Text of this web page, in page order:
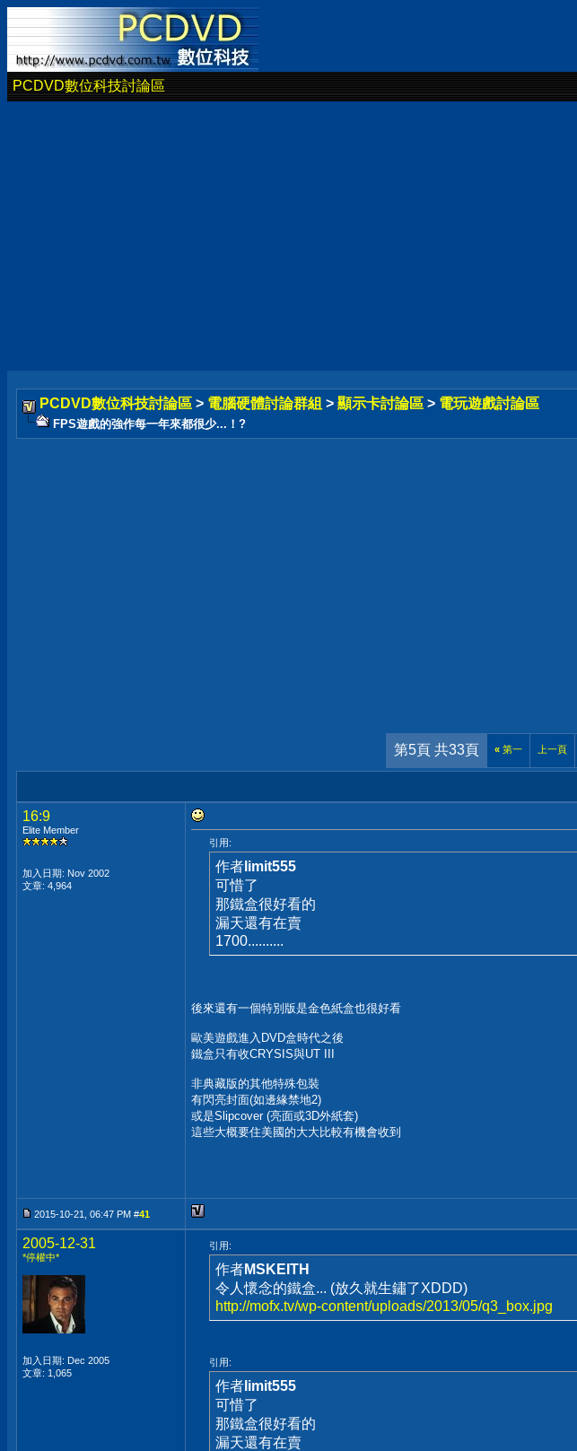
PCDVD數位科技討論區
PCDVD數位科技討論區 > 電腦硬體討論群組 > 顯示卡討論區 > 電玩遊戲討論區
FPS遊戲的強作每一年來都很少...！?
第5頁 共33頁 « 第一 上一頁
16:9
Elite Member
加入日期: Nov 2002
文章: 4,964
引用:
作者 limit555
可惜了
那鐵盒很好看的
漏天還有在賣
1700..........
後來還有一個特別版是金色紙盒也很好看
歐美遊戲進入DVD盒時代之後
鐵盒只有收CRYSIS與UT III
非典藏版的其他特殊包裝
有閃亮封面(如邊緣禁地2)
或是Slipcover (亮面或3D外紙套)
這些大概要住美國的大大比較有機會收到
2015-10-21, 06:47 PM #41
2005-12-31
*停權中*
加入日期: Dec 2005
文章: 1,065
引用:
作者MSKEITH
令人懷念的鐵盒... (放久就生鏽了XDDD)
http://mofx.tv/wp-content/uploads/2013/05/q3_box.jpg
引用:
作者 limit555
可惜了
那鐵盒很好看的
漏天還有在賣